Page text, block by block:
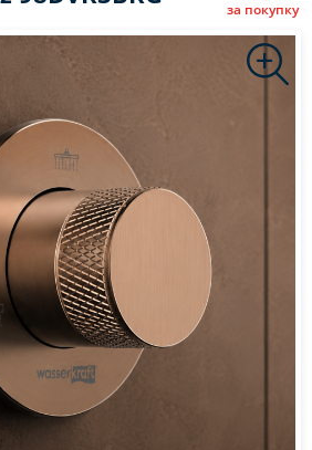
за покупку